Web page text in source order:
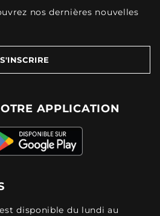
nos dernières nouvelles
S'INSCRIRE
APPLICATION
disponible du lundi au